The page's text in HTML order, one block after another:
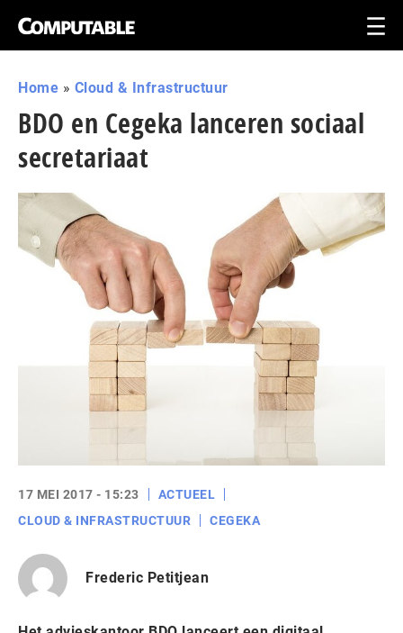
Home » Cloud & Infrastructuur
BDO en Cegeka lanceren sociaal
secretariaat
17 MEI 2017 - 15:23
ACTUEEL
CLOUD & INFRASTRUCTUUR
CEGEKA
Frederic Petitjean